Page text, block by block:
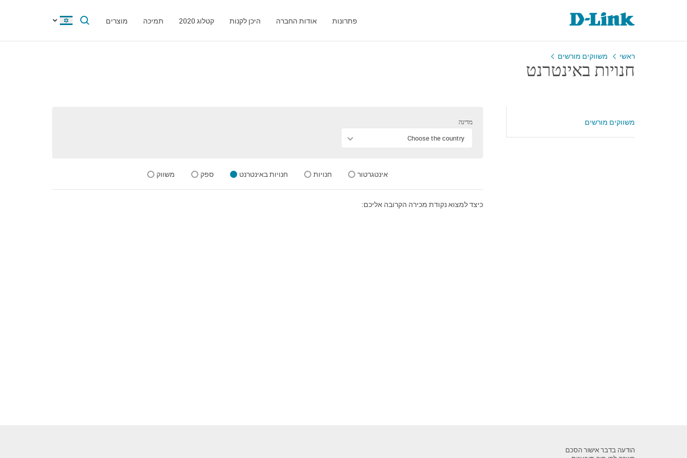
פתרונות אודות החברה היכן לקנות קטלוג 2020 תמיכה מוצרים
ראשי משווקים מורשים
חנויות באינטרנט
משווקים מורשים
מדינה
Choose the country
אינטגרטור חנויות חנויות באינטרנט ספק משווק
כיצד למצוא נקודת מכירה הקרובה אליכם:
הודעה בדבר אישור הסכם